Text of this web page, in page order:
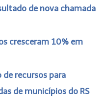
de nova chamada
cresceram 10% em
recursos para
de municípios do RS